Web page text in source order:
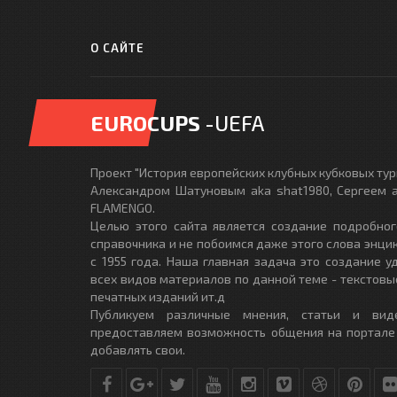
О САЙТЕ
EUROCUPS -UEFA
Проект "История европейских клубных кубковых
Александром Шатуновым aka shat1980, Сергеем
FLAMENGO.
Целью этого сайта является создание
справочника и не побоимся даже этого слова
с 1955 года. Наша главная задача это создание
всех видов материалов по данной теме -
печатных изданий ит.д
Публикуем различные мнения, статьи и
предоставляем возможность общения на
добавлять свои.